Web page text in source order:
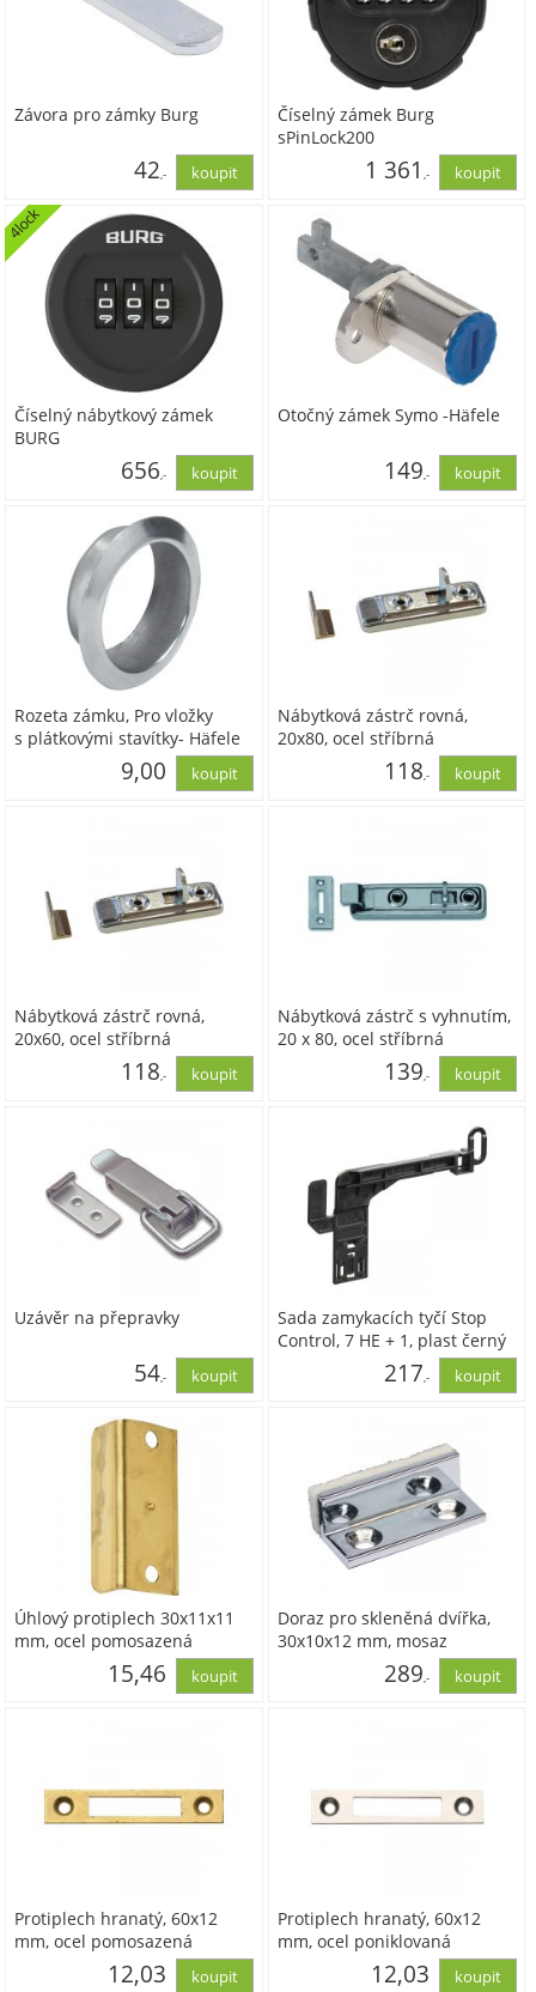
Závora pro zámky Burg
42,-
35,00
Číselný zámek Burg
sPinLock200
1 361 ,-
Číselný nábytkový zámek
BURG
4lock
656,-
542,00
Otočný zámek Symo -Häfele
149,-
Rozeta zámku, Pro vložky
s plátkovými stavítky- Häfele
9,00
Nábytková zástrč rovná,
20x80, ocel stříbrná
118,-
Nábytková zástrč rovná,
20x60, ocel stříbrná
118,-
Nábytková zástrč s vyhnutím,
20 x 80, ocel stříbrná
139,-
Uzávěr na přepravky
54,-
Sada zamykacích tyčí Stop
Control, 7 HE + 1, plast černý
217 ,-
Úhlový protiplech 30x11x11
mm, ocel pomosazená
15,46
Doraz pro skleněná dvířka,
30x10x12 mm, mosaz
pochromovaná leštěná
289 ,-
Protiplech hranatý, 60x12
mm, ocel pomosazená
12,03
Protiplech hranatý, 60x12
mm, ocel poniklovaná
12,03